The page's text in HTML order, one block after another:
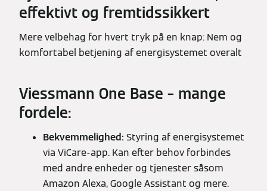
effektivt og fremtidssikkert
Mere velbehag for hvert tryk på en knap: Nem og
komfortabel betjening af energisystemet overalt
Viessmann One Base – mange
fordele:
Bekvemmelighed: Styring af energisystemet
via ViCare-app. Kan efter behov forbindes
med andre enheder og tjenester såsom
Amazon Alexa, Google Assistant og mere.